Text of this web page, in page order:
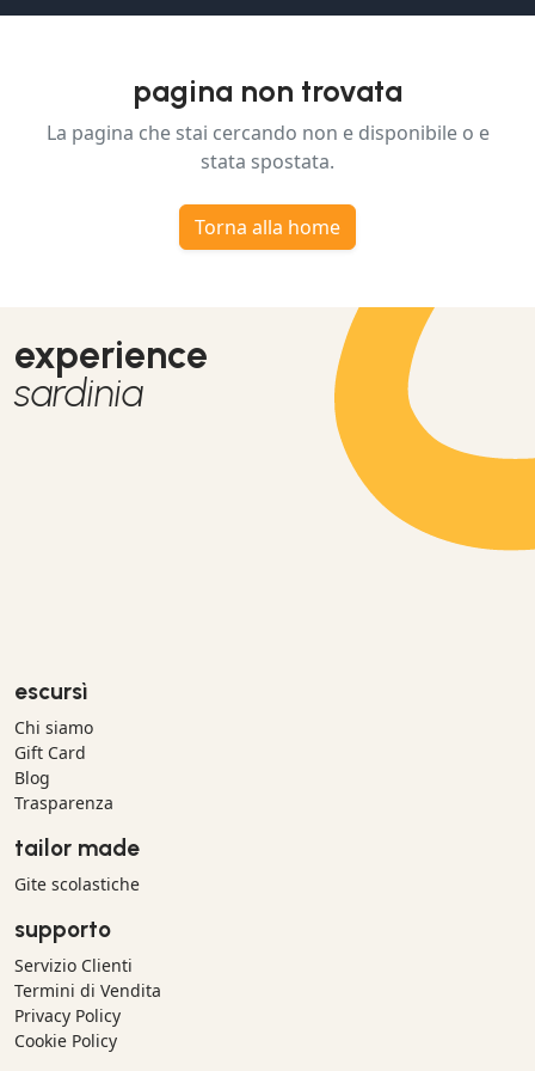
pagina non trovata
La pagina che stai cercando non e disponibile o e
stata spostata.
Torna alla home
experience
sardinia
escursì
Chi siamo
Gift Card
Blog
Trasparenza
tailor made
Gite scolastiche
supporto
Servizio Clienti
Termini di Vendita
Privacy Policy
Cookie Policy